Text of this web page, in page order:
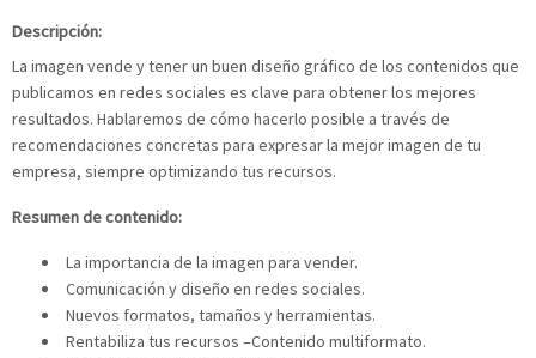
Descripción:
La imagen vende y tener un buen diseño gráfico de los contenidos que
publicamos en redes sociales es clave para obtener los mejores
resultados. Hablaremos de cómo hacerlo posible a través de
recomendaciones concretas para expresar la mejor imagen de tu
empresa, siempre optimizando tus recursos.
Resumen de contenido:
La importancia de la imagen para vender.
Comunicación y diseño en redes sociales.
Nuevos formatos, tamaños y herramientas.
Rentabiliza tus recursos –Contenido multiformato.